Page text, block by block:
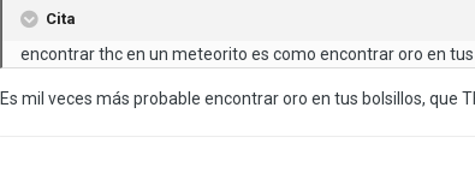
Cita
encontrar thc en un meteorito es como encontrar oro en
Es mil veces más probable encontrar oro en tus bolsillos, que